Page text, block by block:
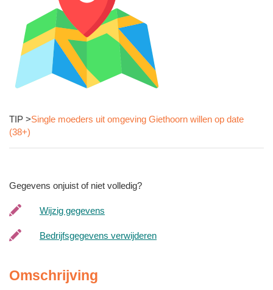
TIP >Single moeders uit omgeving Giethoorn willen op date
(38+)
Gegevens onjuist of niet volledig?
Wijzig gegevens
Bedrijfsgegevens verwijderen
Omschrijving